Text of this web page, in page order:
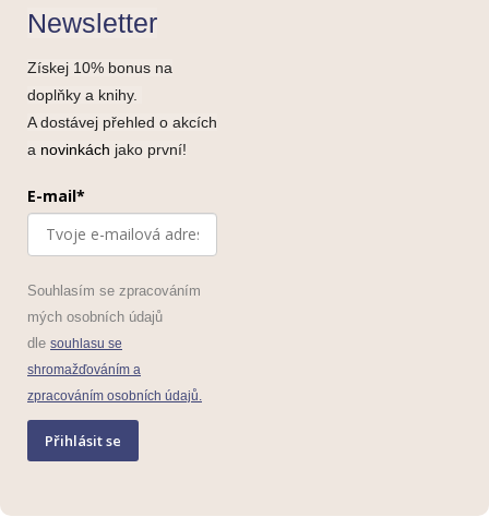
Newsletter
Získej 10% bonus na
doplňky a knihy.
A dostávej přehled o akcích
a novinkách jako první!
E-mail*
Souhlasím se zpracováním
mých osobních údajů
dle souhlasu se
shromažďováním a
zpracováním osobních údajů.
Přihlásit se